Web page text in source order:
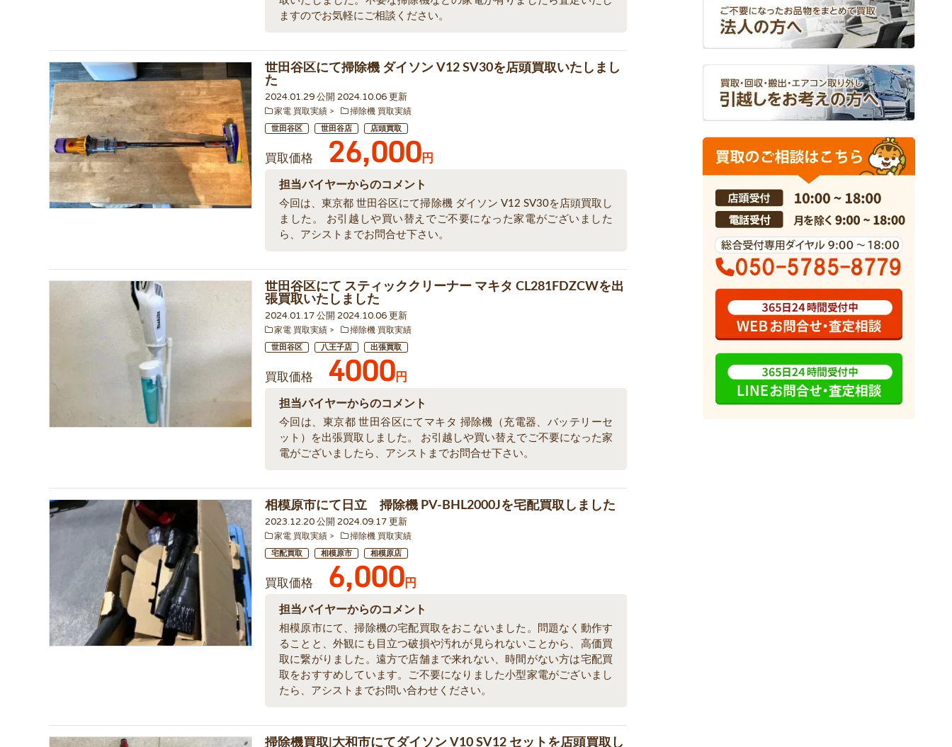
ますのでお気軽にご相談ください。
世田谷区にて掃除機 ダイソン V12 SV30を店頭買取いたしまし
た
2024.01.29 公開 2024.10.06 更新
家電 買取実績 掃除機 買取実績
世田谷区 世田谷店 店頭買取
買取価格 26,000円
担当バイヤーからのコメント
今回は、東京都 世田谷区にて掃除機 ダイソン V12 SV30を店頭買取し
ました。 お引越しや買い替えでご不要になった家電がございました
ら、アシストまでお問合せ下さい。
世田谷区にて スティッククリーナー マキタ CL281FDZCWを出
張買取いたしました
2024.01.17 公開 2024.10.06 更新
家電 買取実績 掃除機 買取実績
世田谷区 八王子店 出張買取
買取価格 4000円
担当バイヤーからのコメント
今回は、東京都 世田谷区にてマキタ 掃除機（充電器、バッテリーセ
ット）を出張買取しました。 お引越しや買い替えでご不要になった家
電がございましたら、アシストまでお問合せ下さい。
相模原市にて日立 掃除機 PV-BHL2000Jを宅配買取しました
2023.12.20 公開 2024.09.17 更新
家電 買取実績 掃除機 買取実績
宅配買取 相模原市 相模原店
買取価格 6,000円
担当バイヤーからのコメント
相模原市にて、掃除機の宅配買取をおこないました。問題なく動作す
ることと、外観にも目立つ破損や汚れが見られないことから、高価買
取に繋がりました。遠方で店舗まで来れない、時間がない方は宅配買
取をおすすめしています。ご不要になりました小型家電がございまし
たら、アシストまでお問い合わせください。
掃除機買取|大和市にてダイソン V10 SV12 セットを店頭買取し